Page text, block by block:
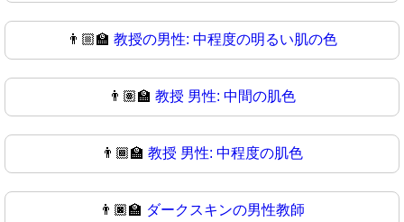
👨🏼‍🏫 教授の男性: 中程度の明るい肌の色
👨🏽‍🏫 教授 男性: 中間の肌色
👨🏾‍🏫 教授 男性: 中程度の肌色
👨🏿‍🏫 ダークスキンの男性教師